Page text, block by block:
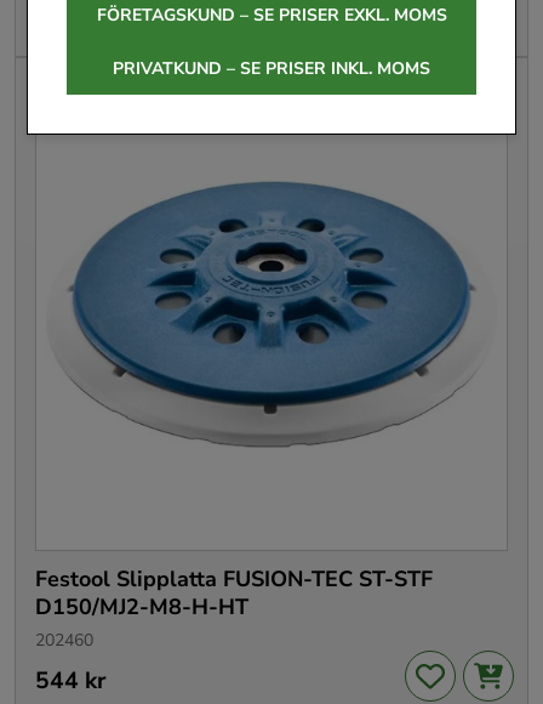
FÖRETAGSKUND – SE PRISER EXKL. MOMS
PRIVATKUND – SE PRISER INKL. MOMS
Leasing från17 kr/mån
Festool Slipplatta FUSION-TEC ST-STF
D150/MJ2-M8-H-HT
202460
Pris: 544 kr
544 kr